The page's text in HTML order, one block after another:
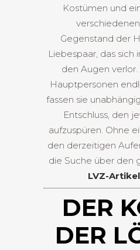
Kostümen und
verschiedenen
Gegenstand der
Liebespaar, das sich
den Augen
Hauptpersonen
fassen sie
Entschluss, den
aufzuspüren. Ohne
den derzeitigen
die Suche über den
LVZ-Artikel
DER
DER